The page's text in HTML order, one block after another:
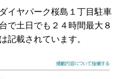
イヤパーク桜島１丁目駐車
で土日でも２４時間最大８
記載されています。